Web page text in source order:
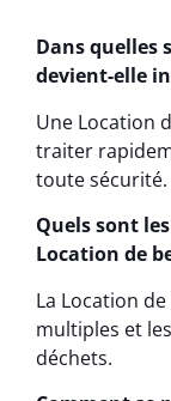
Dans quelles
devient-elle
Une Location
traiter
toute sécurité.
Quels sont
Location de
La Location
multiples et
déchets.